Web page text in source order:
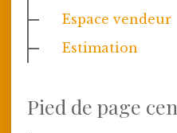
Espace vendeur
Estimation
Pied de page